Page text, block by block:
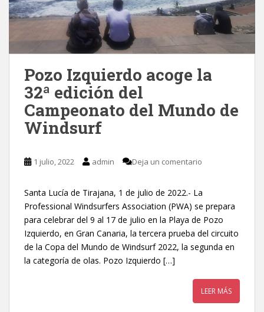
Pozo Izquierdo acoge la
32ª edición del
Campeonato del Mundo de
Windsurf
1 julio, 2022 admin Deja un comentario
Santa Lucía de Tirajana, 1 de julio de 2022.- La
Professional Windsurfers Association (PWA) se prepara
para celebrar del 9 al 17 de julio en la Playa de Pozo
Izquierdo, en Gran Canaria, la tercera prueba del circuito
de la Copa del Mundo de Windsurf 2022, la segunda en
la categoría de olas. Pozo Izquierdo […]
LEER MÁS